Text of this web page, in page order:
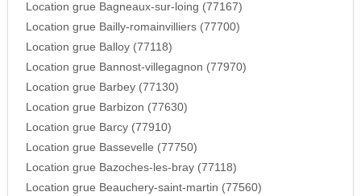
Location grue Bagneaux-sur-loing (77167)
Location grue Bailly-romainvilliers (77700)
Location grue Balloy (77118)
Location grue Bannost-villegagnon (77970)
Location grue Barbey (77130)
Location grue Barbizon (77630)
Location grue Barcy (77910)
Location grue Bassevelle (77750)
Location grue Bazoches-les-bray (77118)
Location grue Beauchery-saint-martin (77560)